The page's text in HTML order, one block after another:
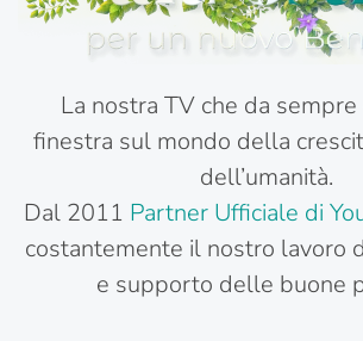
La nostra TV che da
finestra sul mondo della
dell’umanità.
Dal 2011 Partner Ufficiale di
costantemente il nostro lavoro
e supporto delle buone